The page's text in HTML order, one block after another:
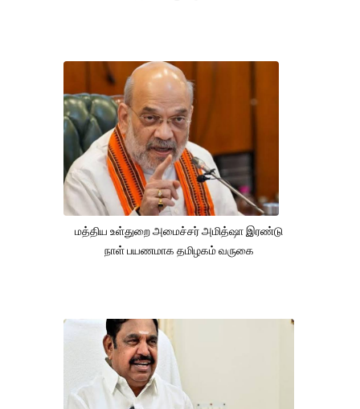
மத்திய உள்துறை அமைச்சர் அமித்ஷா இரண்டு
நாள் பயணமாக தமிழகம் வருகை